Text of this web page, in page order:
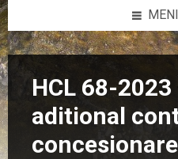
HCL 68-
aditional